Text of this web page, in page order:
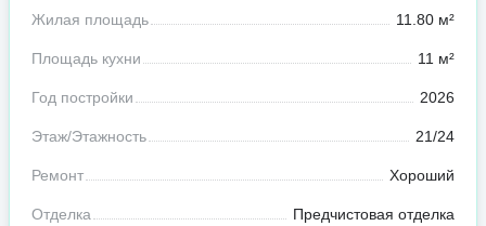
Жилая площадь 11.80 м²
Площадь кухни 11 м²
Год постройки 2026
Этаж/Этажность 21/24
Ремонт Хороший
Отделка Предчистовая отделка